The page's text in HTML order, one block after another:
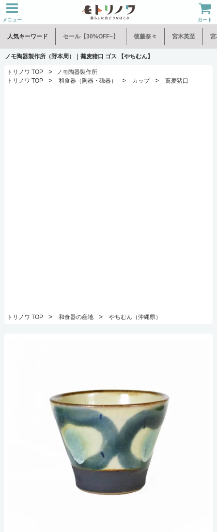
メニュー カート
人気キーワード セール【30%OFF~】 後藤奈々 宮木英至 宮
水谷和音 児玉修治
ノモ陶器製作所（野本周）｜蕎麦猪口 ゴス 【やちむん】
トリノワ TOP >
ノモ陶器製作所
トリノワ TOP
> 和食器（陶器・磁器） > カップ > 蕎麦猪口
トリノワ TOP > 和食器の産地 > やちむん（沖縄県）